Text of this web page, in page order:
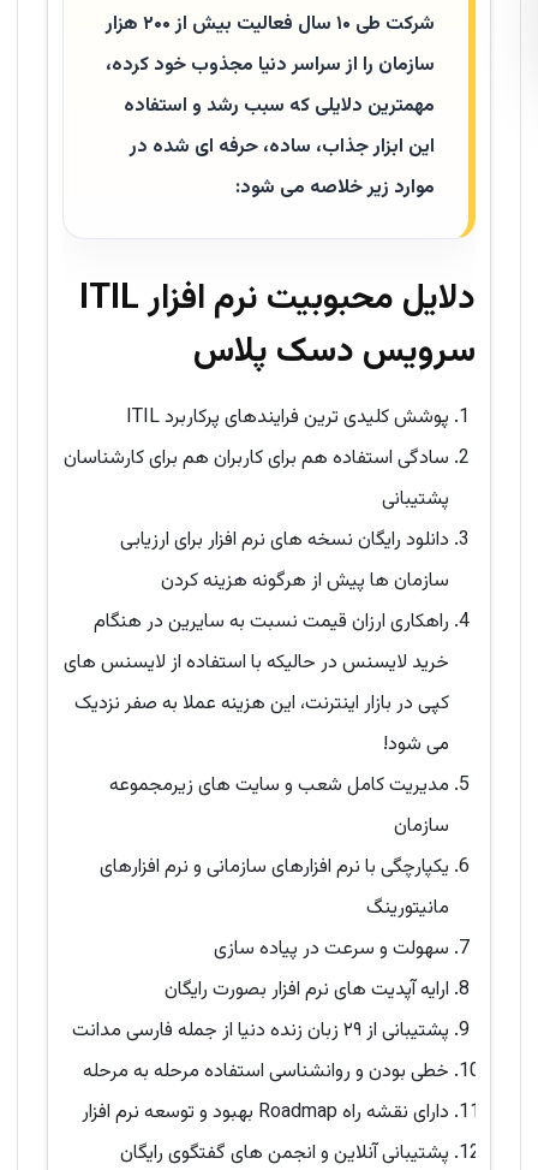
شرکت طی ۱۰ سال فعالیت بیش از ۲۰۰ هزار
سازمان را از سراسر دنیا مجذوب خود کرده،
مهمترین دلایلی که سبب رشد و استفاده
این ابزار جذاب، ساده، حرفه ای شده در
موارد زیر خلاصه می شود:
دلایل محبوبیت نرم افزار ITIL
سرویس دسک پلاس
پوشش کلیدی ترین فرایندهای پرکاربرد ITIL
سادگی استفاده هم برای کاربران هم برای کارشناسان
پشتیبانی
دانلود رایگان نسخه های نرم افزار برای ارزیابی
سازمان ها پیش از هرگونه هزینه کردن
راهکاری ارزان قیمت نسبت به سایرین در هنگام
خرید لایسنس در حالیکه با استفاده از لایسنس های
کپی در بازار اینترنت، این هزینه عملا به صفر نزدیک
می شود!
مدیریت کامل شعب و سایت های زیرمجموعه
سازمان
یکپارچگی با نرم افزارهای سازمانی و نرم افزارهای
مانیتورینگ
سهولت و سرعت در پیاده سازی
ارایه آپدیت های نرم افزار بصورت رایگان
پشتیبانی از ۲۹ زبان زنده دنیا از جمله فارسی مدانت
خطی بودن و روانشناسی استفاده مرحله به مرحله
دارای نقشه راه Roadmap بهبود و توسعه نرم افزار
پشتیبانی آنلاین و انجمن های گفتگوی رایگان